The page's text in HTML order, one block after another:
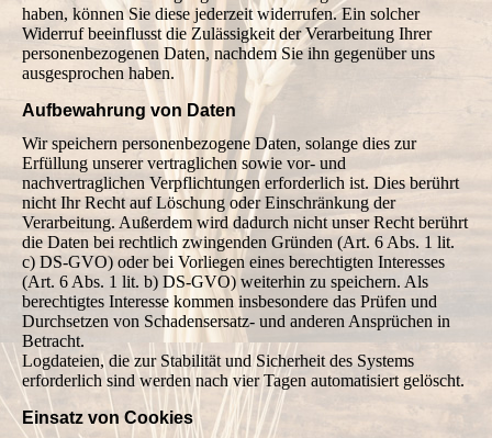
haben, können Sie diese jederzeit widerrufen. Ein solcher
Widerruf beeinflusst die Zulässigkeit der Verarbeitung Ihrer
personenbezogenen Daten, nachdem Sie ihn gegenüber uns
ausgesprochen haben.
Aufbewahrung von Daten
Wir speichern personenbezogene Daten, solange dies zur
Erfüllung unserer vertraglichen sowie vor- und
nachvertraglichen Verpflichtungen erforderlich ist. Dies berührt
nicht Ihr Recht auf Löschung oder Einschränkung der
Verarbeitung. Außerdem wird dadurch nicht unser Recht berührt
die Daten bei rechtlich zwingenden Gründen (Art. 6 Abs. 1 lit.
c) DS-GVO) oder bei Vorliegen eines berechtigten Interesses
(Art. 6 Abs. 1 lit. b) DS-GVO) weiterhin zu speichern. Als
berechtigtes Interesse kommen insbesondere das Prüfen und
Durchsetzen von Schadensersatz- und anderen Ansprüchen in
Betracht.
Logdateien, die zur Stabilität und Sicherheit des Systems
erforderlich sind werden nach vier Tagen automatisiert gelöscht.
Einsatz von Cookies